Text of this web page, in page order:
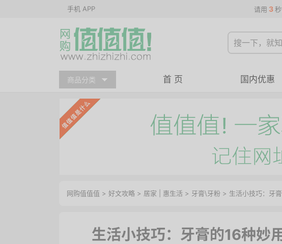
手机 APP 请用 3
商品分类 首 页 国内优惠
网购值值值 > 好文攻略 > 居家 惠生活 > 牙膏\牙粉 > 生活小技巧：牙
生活小技巧：牙膏的16种妙用